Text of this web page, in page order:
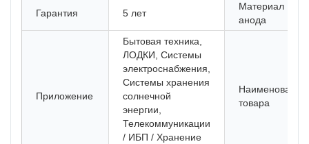
Гарантия 5 лет
Материал
анода
Приложение
Бытовая техника,
ЛОДКИ, Системы
электроснабжения,
Системы хранения
солнечной
энергии,
Телекоммуникации
/ ИБП / Хранение
Наименование
товара